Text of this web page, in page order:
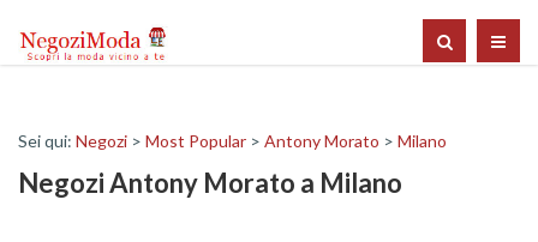
Sei qui: Negozi > Most Popular > Antony Morato > Milano
Negozi Antony Morato a Milano